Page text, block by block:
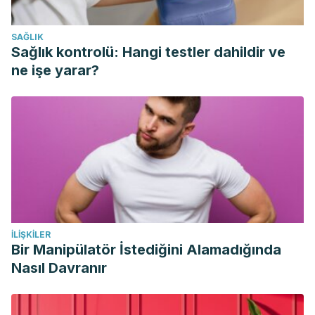
Siracusano, A., Niolu, C., Sacchetti, L., & Ribolsi, M. (2012).
Depression and anxiety. In Neuropsychiatric Dysfunction in
Multiple Sclerosis. https://doi.org/10.1007/978-88-470-
2676-6_11
SAĞLIK
Sağlık kontrolü: Hangi testler dahildir ve
ne işe yarar?
İLIŞKILER
Bir Manipülatör İstediğini Alamadığında
Nasıl Davranır